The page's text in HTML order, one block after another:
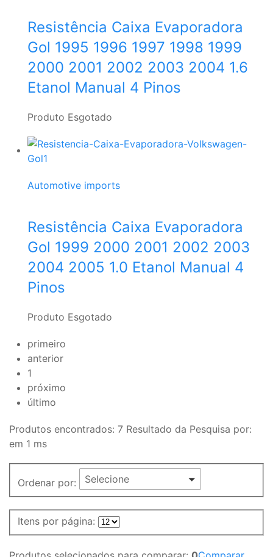
Resistência Caixa Evaporadora
Gol 1995 1996 1997 1998 1999
2000 2001 2002 2003 2004 1.6
Etanol Manual 4 Pinos
Produto Esgotado
Automotive imports
Resistência Caixa Evaporadora
Gol 1999 2000 2001 2002 2003
2004 2005 1.0 Etanol Manual 4
Pinos
Produto Esgotado
primeiro
anterior
1
próximo
último
Produtos encontrados: 7 Resultado da Pesquisa por:
em 1 ms
Ordenar por: Selecione
Itens por página: